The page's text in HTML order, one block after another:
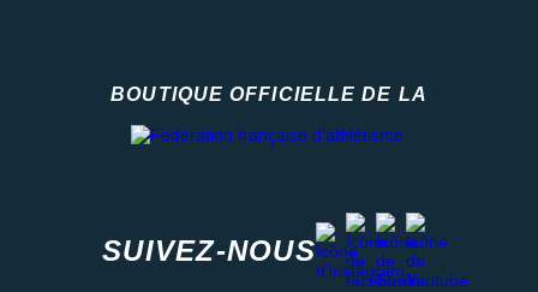
BOUTIQUE OFFICIELLE DE LA
SUIVEZ-NOUS
instagram
facebook
stravayoutube